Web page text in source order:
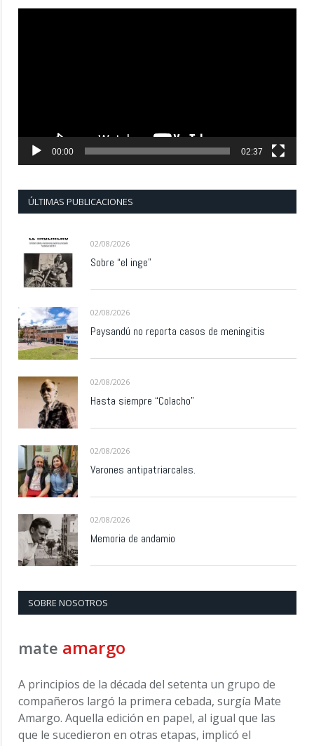
00:00 02:37
ÚLTIMAS PUBLICACIONES
02/08/2026
Sobre “el inge”
02/08/2026
Paysandú no reporta casos de meningitis
02/08/2026
Hasta siempre “Colacho”
02/08/2026
Varones antipatriarcales.
02/08/2026
Memoria de andamio
SOBRE NOSOTROS
mate amargo
A principios de la década del setenta un grupo de
compañeros largó la primera cebada, surgía Mate
Amargo. Aquella edición en papel, al igual que las
que le sucedieron en otras etapas, implicó el